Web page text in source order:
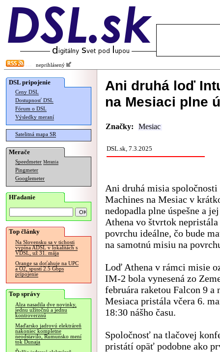
neprihlásený
DSL pripojenie
Ceny DSL
Dostupnosť DSL
Fórum o DSL
Výsledky meraní
Satelitná mapa SR
Merače
Speedmeter Merania
Pingmeter
Googlemeter
Hľadanie
Top články
Na Slovensku sa v tichosti
vypína ADSL v lokalitách s
VDSL, už 31. mája
Orange sa doťahuje na UPC
a O2, spustí 2.5 Gbps
pripojenie
Top správy
Alza nasadila dve novinky,
jednu užitočnú a jednu
kontroverznú
Maďarsko jadrovú elektráreň
nakoniec kompletne
neodstavilo, Rumunsko mení
tok Dunaja
Ani druhá loď
na Mesiaci plne
Značky: Mesiac
DSL.sk, 7.3.2025
Ani druhá misia
Machines na Mesiac v
nedopadla plne úspešne a
Athena vo štvrtok nepristála
povrchu ideálne, čo bude
na samotnú misiu na
Loď Athena v rámci misie
IM-2 bola vynesená zo
februára raketou Falcon 9 a
Mesiaca pristála včera 6.
18:30 nášho času.
Spoločnosť na tlačovej
pristátí opäť podobne ako